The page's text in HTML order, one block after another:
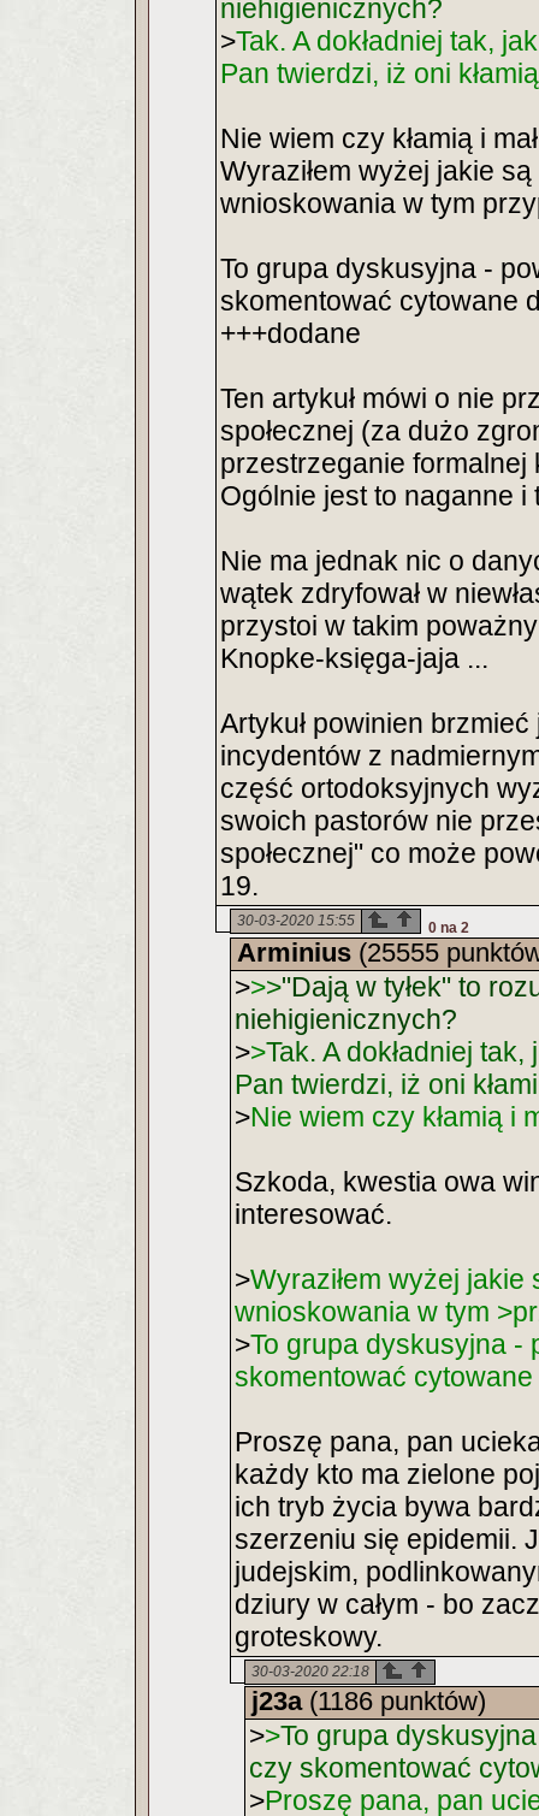
niehigienicznych?
>Tak. A dokładniej tak,
Pan twierdzi, iż oni
Nie wiem czy kłamią i
Wyraziłem wyżej jakie
wnioskowania w tym
To grupa dyskusyjna -
skomentować cytowane
+++dodane
Ten artykuł mówi o nie
społecznej (za dużo
przestrzeganie
Ogólnie jest to naganne i
Nie ma jednak nic o
wątek zdryfował w
przystoi w takim
Knopke-księga-jaja ...
Artykuł powinien
incydentów z
część ortodoksyjnych
swoich pastorów nie
społecznej" co może
19.
30-03-2020 15:55 0 na 2
Arminius (25555
>>>"Dają w tyłek" to
niehigienicznych?
>>Tak. A dokładniej
Pan twierdzi, iż oni
>Nie wiem czy kłamią i
Szkoda, kwestia owa
interesować.
>Wyraziłem wyżej
wnioskowania w tym
>To grupa dyskusyjna -
skomentować
Proszę pana, pan
każdy kto ma zielone
ich tryb życia bywa
szerzeniu się epidemii.
judejskim,
dziury w całym - bo
groteskowy.
30-03-2020 22:18
j23a(1186 punktów)
>>To grupa
czy skomentować
>Proszę pana, pan